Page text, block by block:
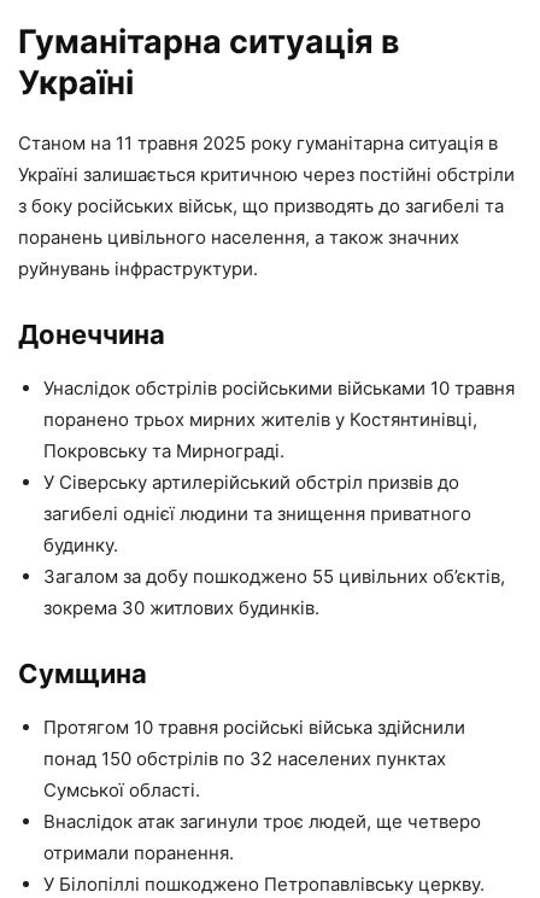
Гуманітарна ситуація в
Україні
Станом на 11 травня 2025 року гуманітарна ситуація в
Україні залишається критичною через постійні обстріли
з боку російських військ, що призводять до загибелі та
поранень цивільного населення, а також значних
руйнувань інфраструктури.
Донеччина
Унаслідок обстрілів російськими військами 10 травня
поранено трьох мирних жителів у Костянтинівці,
Покровську та Мирнограді.
У Сіверську артилерійський обстріл призвів до
загибелі однієї людини та знищення приватного
будинку.
Загалом за добу пошкоджено 55 цивільних об’єктів,
зокрема 30 житлових будинків.
Сумщина
Протягом 10 травня російські війська здійснили
понад 150 обстрілів по 32 населених пунктах
Сумської області.
Внаслідок атак загинули троє людей, ще четверо
отримали поранення.
У Білопіллі пошкоджено Петропавлівську церкву.